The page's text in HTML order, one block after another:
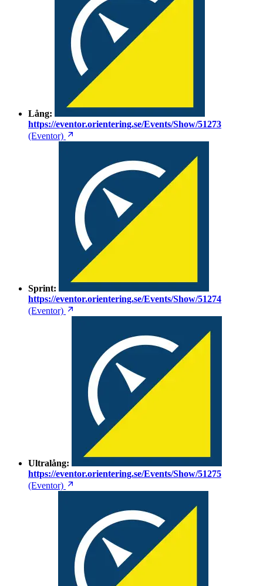
Lång:
https://eventor.orientering.se/Events/Show/51273
(Eventor)
Sprint:
https://eventor.orientering.se/Events/Show/51274
(Eventor)
Ultralång:
https://eventor.orientering.se/Events/Show/51275
(Eventor)